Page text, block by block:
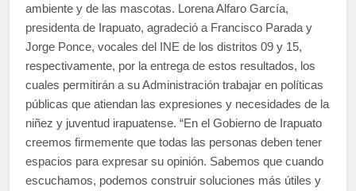
ambiente y de las mascotas. Lorena Alfaro García,
presidenta de Irapuato, agradeció a Francisco Parada y
Jorge Ponce, vocales del INE de los distritos 09 y 15,
respectivamente, por la entrega de estos resultados, los
cuales permitirán a su Administración trabajar en políticas
públicas que atiendan las expresiones y necesidades de la
niñez y juventud irapuatense. “En el Gobierno de Irapuato
creemos firmemente que todas las personas deben tener
espacios para expresar su opinión. Sabemos que cuando
escuchamos, podemos construir soluciones más útiles y